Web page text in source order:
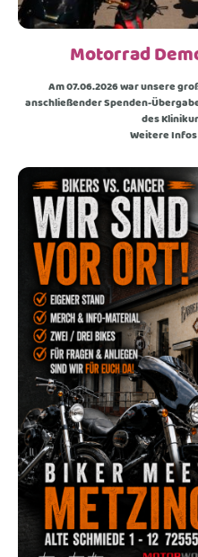
Motorrad
Am 07.06.2026 war unsere
anschließender Spenden-
des
Weitere